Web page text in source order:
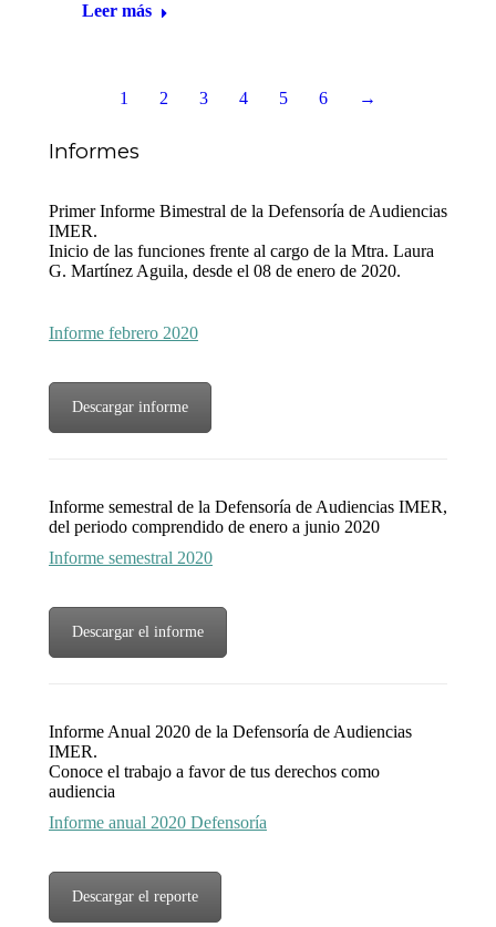
Leer más
1 2 3 4 5 6 →
Informes
Primer Informe Bimestral de la Defensoría de Audiencias
IMER.
Inicio de las funciones frente al cargo de la Mtra. Laura
G. Martínez Aguila, desde el 08 de enero de 2020.
Informe febrero 2020
Descargar informe
Informe semestral de la Defensoría de Audiencias IMER,
del periodo comprendido de enero a junio 2020
Informe semestral 2020
Descargar el informe
Informe Anual 2020 de la Defensoría de Audiencias
IMER.
Conoce el trabajo a favor de tus derechos como
audiencia
Informe anual 2020 Defensoría
Descargar el reporte